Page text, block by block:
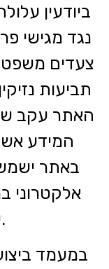
ביודעין
נגד מגישי
צעדים
תביעות
האתר עקב
המידע
באתר
אלקטרוני
עדכונים באתר.